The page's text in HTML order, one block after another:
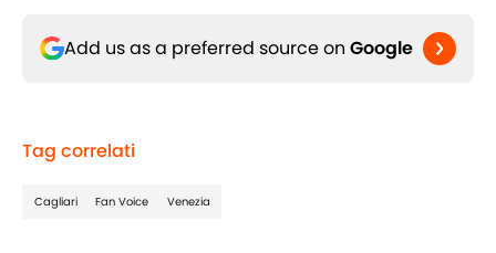
Add us as a preferred source on Google
Tag correlati
Cagliari Fan Voice Venezia